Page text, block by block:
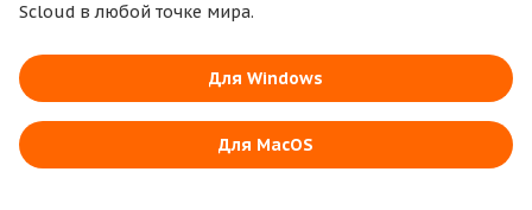
Scloud в любой точке мира.
Для Windows
Для MacOS